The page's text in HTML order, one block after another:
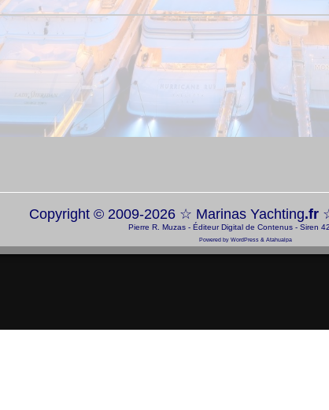
Copyright © 2009-2026 ☆ Marinas Yachting.fr
Pierre R. Muzas - Éditeur Digital de Contenus - Siren
Powered by WordPress & Atahualpa